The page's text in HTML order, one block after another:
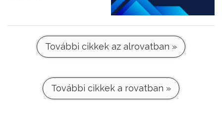
További cikkek az alrovatban »
További cikkek a rovatban »